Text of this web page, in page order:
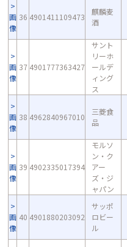
画
像
36 4901411109473
麒麟麦
酒
画
像
37 4901777363427
サント
リーホ
ールデ
ィング
ス
画
像
38 4962840967010
三菱食
品
画
像
39 4902335017394
モルソ
ン・ク
アー
ズ・ジ
ャパン
画
像
40 4901880203092
サッポ
ロビー
ル